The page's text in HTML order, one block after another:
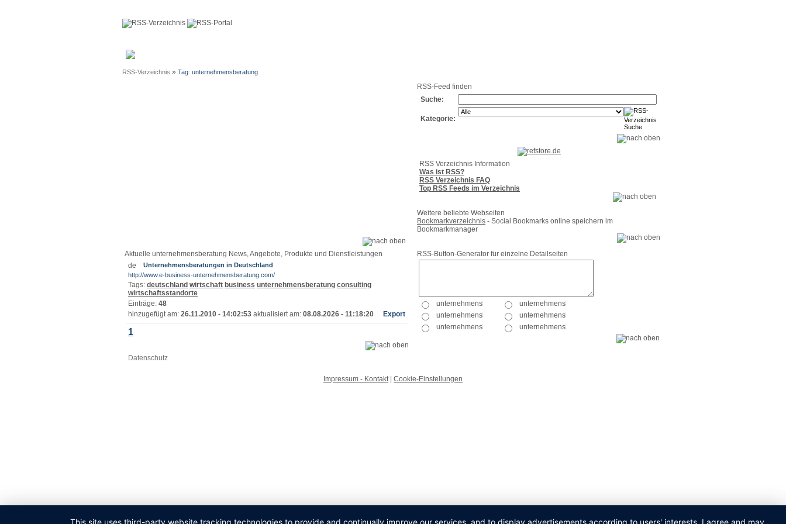
RSS-Verzeichnis » Tag: unternehmensberatung
Aktuelle unternehmensberatung News, Angebote, Produkte und Dienstleistungen
Unternehmensberatungen in Deutschland
http://www.e-business-unternehmensberatung.com/
Tags: deutschland wirtschaft business unternehmensberatung consulting
wirtschaftsstandorte
Einträge: 48
hinzugefügt am: 26.11.2010 - 14:02:53 aktualisiert am: 08.08.2026 - 11:18:20 Export
1
RSS-Feed finden
Suche:
Kategorie:
RSS Verzeichnis Information
Was ist RSS?
RSS Verzeichnis FAQ
Top RSS Feeds im Verzeichnis
Weitere beliebte Webseiten
Bookmarkverzeichnis - Social Bookmarks online speichern im
Bookmarkmanager
RSS-Button-Generator für einzelne Detailseiten
Datenschutz
Impressum - Kontakt| Cookie-Einstellungen
This site uses third-party website tracking technologies to provide and continually improve our services, and to display advertisements according to users' interests. I agree and may